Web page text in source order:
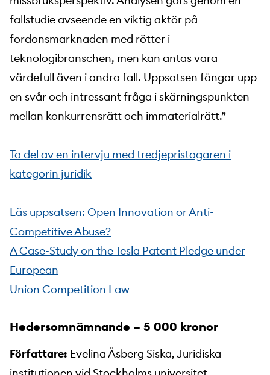
fallstudie avseende en viktig aktör på
fordonsmarknaden med rötter i
teknologibranschen, men kan antas vara
värdefull även i andra fall. Uppsatsen fångar upp
en svår och intressant fråga i skärningspunkten
mellan konkurrensrätt och immaterialrätt.”
Ta del av en intervju med tredjepristagaren i
kategorin juridik
Läs uppsatsen: Open Innovation or Anti-
Competitive Abuse?
A Case-Study on the Tesla Patent Pledge under
European
Union Competition Law
Hedersomnämnande – 5 000 kronor
Författare: Evelina Åsberg Siska, Juridiska